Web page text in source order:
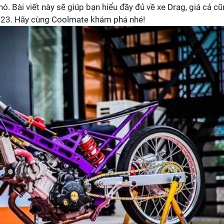
Bài viết này sẽ giúp bạn hiểu đầy đủ về xe Drag, giá cả
Hãy cùng Coolmate khám phá nhé!